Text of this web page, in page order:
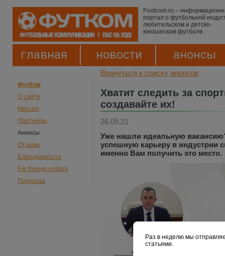
Footcom.ru –
портал о футбольной
любительском и детско-
юношеском футболе.
главная новости анонсы
ФутКом
О сайте
Миссия
Партнёры
Анонсы
Отзывы
Благодарности
For foreign visitors
Подписка
Вернуться к списку анонсов
Хватит следить за
создавайте их!
26.05.21
Уже нашли идеальную
успешную карьеру в индустрии
именно Вам получить это место.
Раз в неделю мы
статьями.